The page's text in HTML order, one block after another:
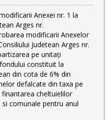
Anexei nr. 1 la
Arges nr.
modificarii Anexelor
Judetean Arges nr.
pe unitați
constituit la
din cota de 6% din
defalcate din taxa pe
cheltuielilor
comunale pentru anul